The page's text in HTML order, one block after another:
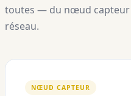
toutes — du nœud capteur
réseau.
NŒUD CAPTEUR